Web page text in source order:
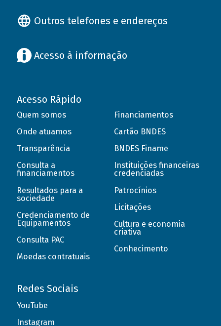
Outros telefones e endereços
Acesso à informação
Acesso Rápido
Quem somos
Onde atuamos
Transparência
Consulta a
financiamentos
Resultados para a
sociedade
Credenciamento de
Equipamentos
Consulta PAC
Moedas contratuais
Financiamentos
Cartão BNDES
BNDES Finame
Instituições financeiras
credenciadas
Patrocínios
Licitações
Cultura e economia
criativa
Conhecimento
Redes Sociais
YouTube
Instagram